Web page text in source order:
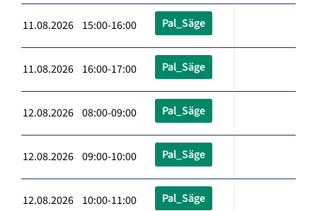
11.08.2026 15:00-16:00 Pal_Säge
11.08.2026 16:00-17:00 Pal_Säge
12.08.2026 08:00-09:00 Pal_Säge
12.08.2026 09:00-10:00 Pal_Säge
12.08.2026 10:00-11:00 Pal_Säge